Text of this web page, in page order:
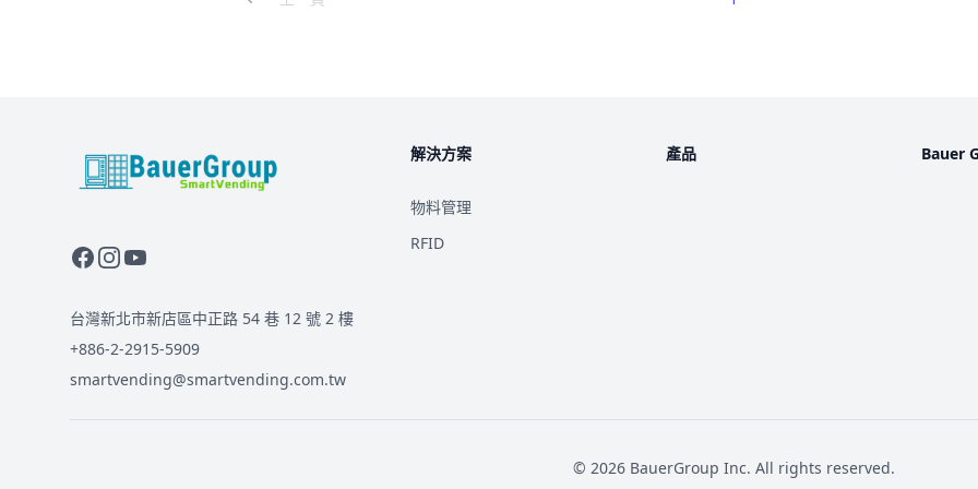
BauerGroup Tech
台灣新北市新店區中正路 54 巷 12 號 2 樓
+886-2-2915-5909
smartvending@smartvending.com.tw
解決方案
物料管理
RFID
產品 Bauer
© 2026BauerGroup Inc. All rights reserved.